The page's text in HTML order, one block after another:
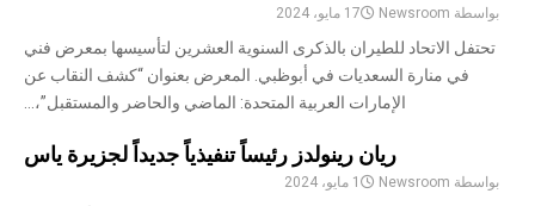
بواسطة Newsroom 17 مايو، 2024
تحتفل الاتحاد للطيران بالذكرى السنوية العشرين لتأسيسها بمعرض فني
في منارة السعديات في أبوظبي. المعرض بعنوان “كشف النقاب عن
الإمارات العربية المتحدة: الماضي والحاضر والمستقبل”،...
ريان رينولدز رئيساً تنفيذياً جديداً لجزيرة ياس
بواسطة Newsroom 1 مايو، 2024